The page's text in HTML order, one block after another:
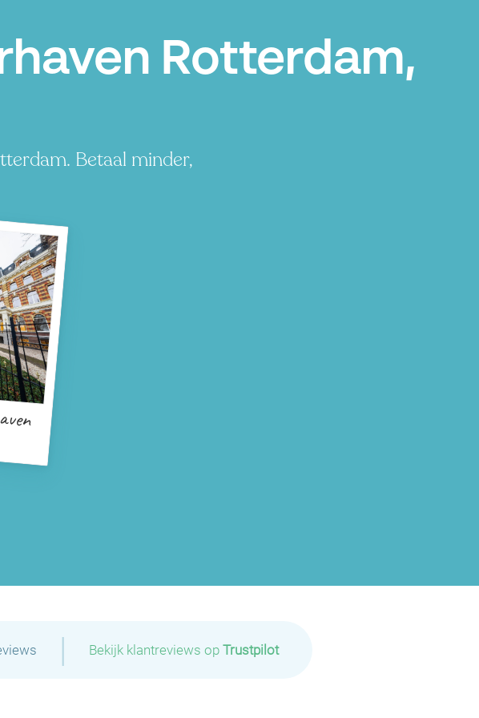
Rotterdam,
Betaal minder,
| Bekijk klantreviews op Trustpilot